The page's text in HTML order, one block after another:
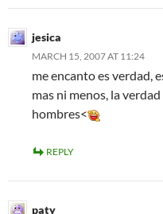
jesica
MARCH 15, 2007 AT 11:24
me encanto es verdad,
mas ni menos, la
hombres<
REPLY
paty